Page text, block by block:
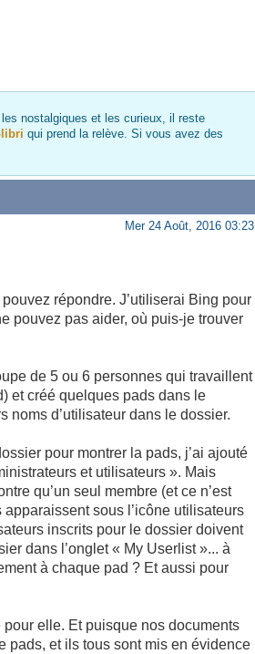
nostalgiques et les curieux, il reste
qui prend la relève. Si vous avez des
Mer 24 Août, 2016 03:23
répondre. J’utiliserai Bing pour
pouvez pas aider, où puis-je trouver
de 5 ou 6 personnes qui travaillent
et créé quelques pads dans le
noms d’utilisateur dans le dossier.
pour montrer la pads, j’ai ajouté
et utilisateurs ». Mais
qu’un seul membre (et ce n’est
sous l’icône utilisateurs
inscrits pour le dossier doivent
dans l’onglet « My Userlist »... à
à chaque pad ? Et aussi pour
elle. Et puisque nos documents
pads, et ils tous sont mis en évidence